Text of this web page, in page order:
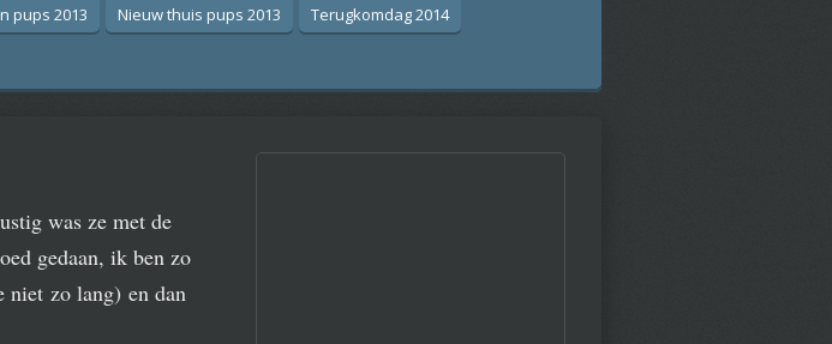
pups 2013 Nieuw thuis pups 2013
Terugkomdag 2014
was ze met de
gedaan, ik ben zo
niet zo lang) en dan